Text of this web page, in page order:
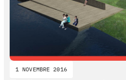
1 NOVEMBRE 2016